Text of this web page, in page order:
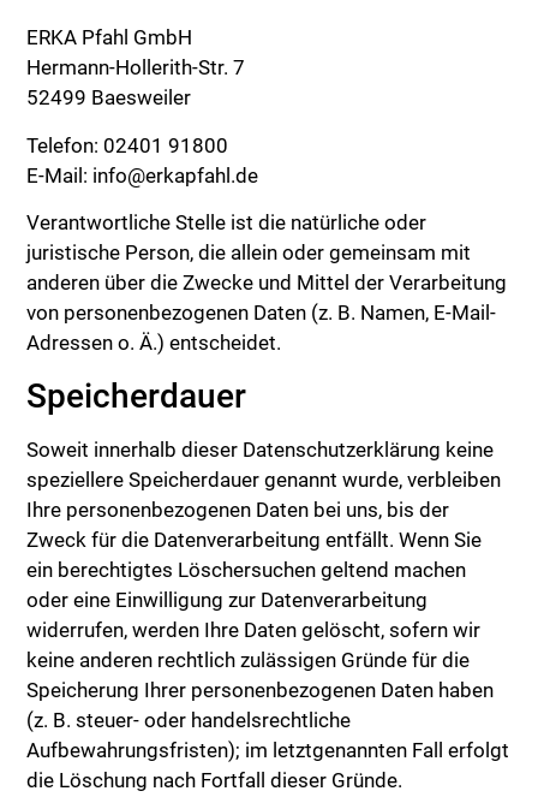
ERKA Pfahl GmbH
Hermann-Hollerith-Str. 7
52499 Baesweiler
Telefon: 02401 91800
E-Mail: info@erkapfahl.de
Verantwortliche Stelle ist die natürliche oder
juristische Person, die allein oder gemeinsam mit
anderen über die Zwecke und Mittel der Verarbeitung
von personenbezogenen Daten (z. B. Namen, E-Mail-
Adressen o. Ä.) entscheidet.
Speicherdauer
Soweit innerhalb dieser Datenschutzerklärung keine
speziellere Speicherdauer genannt wurde, verbleiben
Ihre personenbezogenen Daten bei uns, bis der
Zweck für die Datenverarbeitung entfällt. Wenn Sie
ein berechtigtes Löschersuchen geltend machen
oder eine Einwilligung zur Datenverarbeitung
widerrufen, werden Ihre Daten gelöscht, sofern wir
keine anderen rechtlich zulässigen Gründe für die
Speicherung Ihrer personenbezogenen Daten haben
(z. B. steuer- oder handelsrechtliche
Aufbewahrungsfristen); im letztgenannten Fall erfolgt
die Löschung nach Fortfall dieser Gründe.